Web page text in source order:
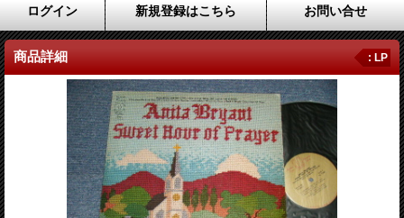
ログイン 新規登録はこちら お問い合せ
商品詳細 : LP